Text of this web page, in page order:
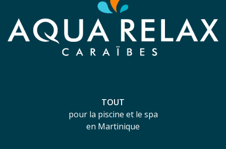
TOUT
pour la piscine et le spa
en Martinique